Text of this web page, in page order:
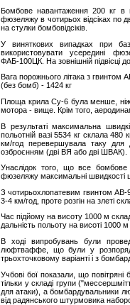
Бомбове навантаження 200 кг в
фюзеляжу в чотирьох відсіках по
на стулки бомбовідсіків.
У виняткових випадках при
використовувати усередині
ФАБ-100ЦК. На зовнішній підвісці
Вага порожнього літака з гвинтом
(без бомб) - 1424 кг
Площа крила Су-6 була менше, ніж
мотора - вище. Крім того,
В результаті максимальна
польотній вазі 5534 кг склала
км/год перевершувала таку для
озброєнням (дві ВЯ або дві ШВАК).
Унаслідок того, що все бомбове
фюзеляжу максимальні
З чотирьохлопатевим гвинтом
3-4 км/год, проте розгін на злеті
Час підйому на висоту 1000 м
дальність польоту на висоті 1000
В ході випробувань були
люфтваффе, що були у
трьохточковому варіанті і з
Учбові бої показали, що
тільки у складі групи
для атаки), а бомбардувальники
від радянського штурмовика